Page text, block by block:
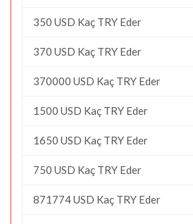
350 USD Kaç TRY Eder
370 USD Kaç TRY Eder
370000 USD Kaç TRY Eder
1500 USD Kaç TRY Eder
1650 USD Kaç TRY Eder
750 USD Kaç TRY Eder
871774 USD Kaç TRY Eder